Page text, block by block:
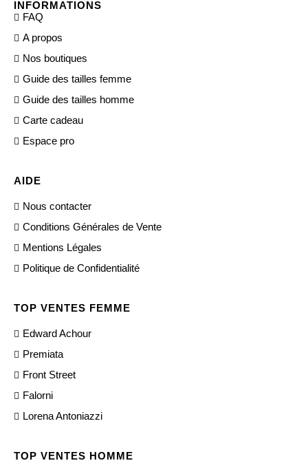
INFORMATIONS
FAQ
A propos
Nos boutiques
Guide des tailles femme
Guide des tailles homme
Carte cadeau
Espace pro
AIDE
Nous contacter
Conditions Générales de Vente
Mentions Légales
Politique de Confidentialité
TOP VENTES FEMME
Edward Achour
Premiata
Front Street
Falorni
Lorena Antoniazzi
TOP VENTES HOMME